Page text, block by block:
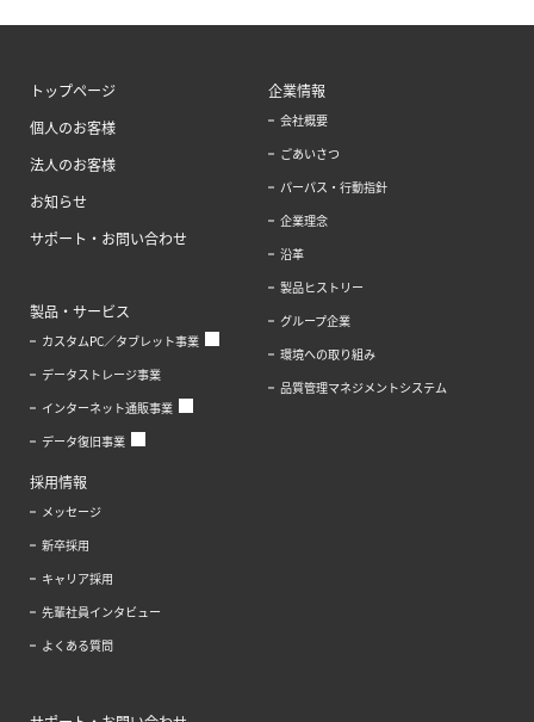
トップページ
個人のお客様
法人のお客様
お知らせ
サポート・お問い合わせ
製品・サービス
カスタムPC／タブレット事業
データストレージ事業
インターネット通販事業
データ復旧事業
企業情報
会社概要
ごあいさつ
パーパス・行動指針
企業理念
沿革
製品ヒストリー
グループ企業
環境への取り組み
品質管理マネジメントシステム
採用情報
メッセージ
新卒採用
キャリア採用
先輩社員インタビュー
よくある質問